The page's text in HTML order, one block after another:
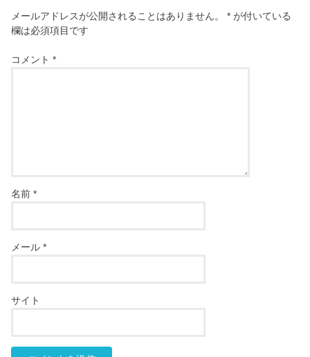
メールアドレスが公開されることはありません。 * が付いている
欄は必須項目です
コメント*
名前*
メール*
サイト